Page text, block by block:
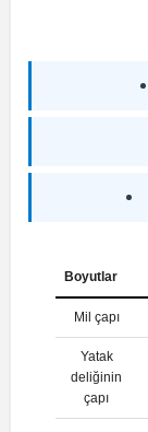
Boyutlar
Mil çapı
Yatak
deliğinin
çapı